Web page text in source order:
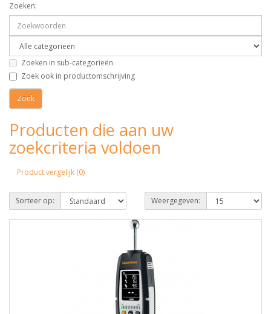
Zoeken:
Zoeken in sub-categorieën
Zoek ook in productomschrijving
Producten die aan uw
zoekcriteria voldoen
Product vergelijk (0)
Sorteer op: Weergegeven: